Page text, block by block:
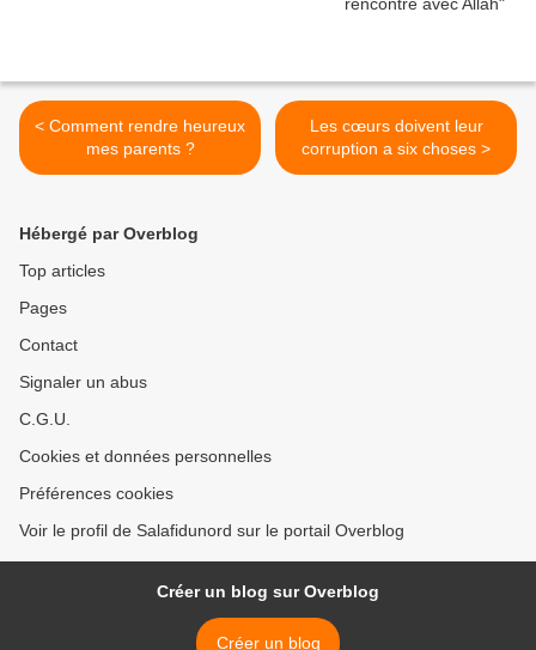
< Comment rendre heureux
mes parents ?
Les cœurs doivent leur
corruption a six choses >
Hébergé par Overblog
Top articles
Pages
Contact
Signaler un abus
C.G.U.
Cookies et données personnelles
Préférences cookies
Voir le profil de Salafidunord sur le portail Overblog
Créer un blog sur Overblog
Créer un blog